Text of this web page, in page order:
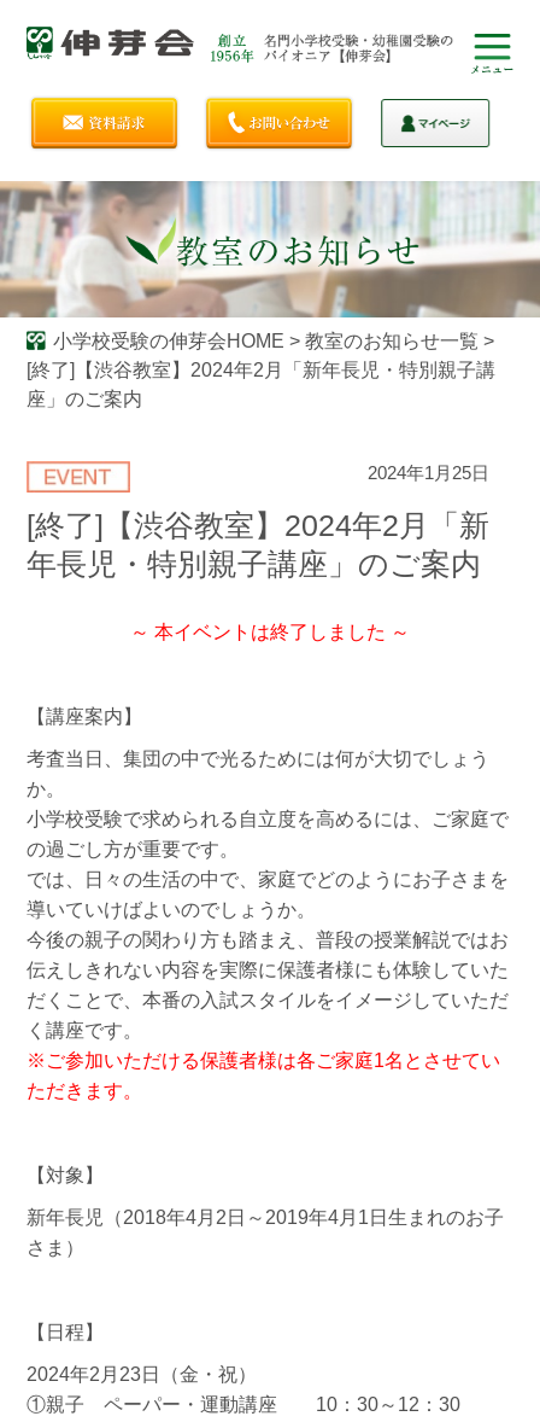
小学校受験の伸芽会HOME > 教室のお知らせ一覧 >
[終了]【渋谷教室】2024年2月「新年長児・特別親子講
座」のご案内
2024年1月25日
[終了]【渋谷教室】2024年2月「新
年長児・特別親子講座」のご案内
～ 本イベントは終了しました ～
【講座案内】
考査当日、集団の中で光るためには何が大切でしょう
か。
小学校受験で求められる自立度を高めるには、ご家庭で
の過ごし方が重要です。
では、日々の生活の中で、家庭でどのようにお子さまを
導いていけばよいのでしょうか。
今後の親子の関わり方も踏まえ、普段の授業解説ではお
伝えしきれない内容を実際に保護者様にも体験していた
だくことで、本番の入試スタイルをイメージしていただ
く講座です。
※ご参加いただける保護者様は各ご家庭1名とさせてい
ただきます。
【対象】
新年長児（2018年4月2日～2019年4月1日生まれのお子
さま）
【日程】
2024年2月23日（金・祝）
①親子 ペーパー・運動講座 10：30～12：30